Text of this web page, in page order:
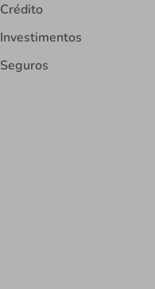
Crédito
Investimentos
Seguros